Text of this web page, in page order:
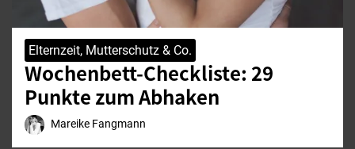
Elternzeit, Mutterschutz & Co.
Wochenbett-Checkliste: 29
Punkte zum Abhaken
Mareike Fangmann